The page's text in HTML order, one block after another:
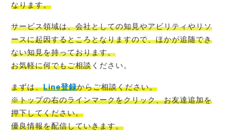
なります。
サービス領域は、会社としての知見やアビリティやリソ
ースに起因するところとなりますので、ほかが追随でき
ない知見を持っております。
お気軽に何でもご相談 ください。
まずは、Line登録からご相談ください。
※トップの右のラインマークをクリック、お友達追加を
押下してください。
優良情報を配信していきます。